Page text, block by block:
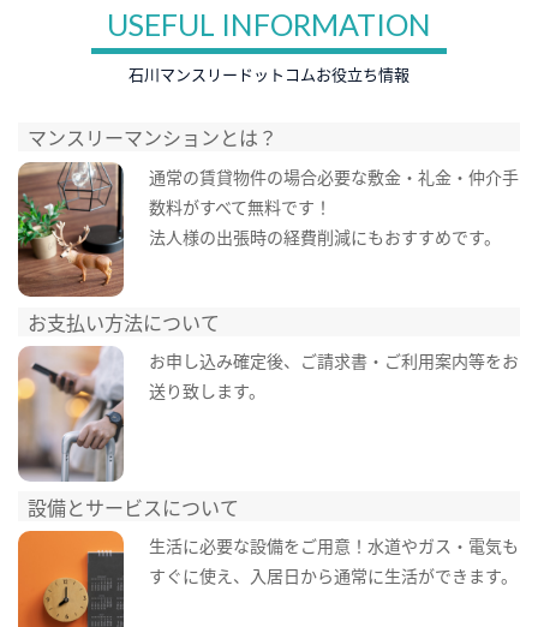
USEFUL INFORMATION
石川マンスリードットコムお役立ち情報
マンスリーマンションとは？
通常の賃貸物件の場合必要な敷金・礼金・仲介手
数料がすべて無料です！
法人様の出張時の経費削減にもおすすめです。
お支払い方法について
お申し込み確定後、ご請求書・ご利用案内等をお
送り致します。
設備とサービスについて
生活に必要な設備をご用意！水道やガス・電気も
すぐに使え、入居日から通常に生活ができます。